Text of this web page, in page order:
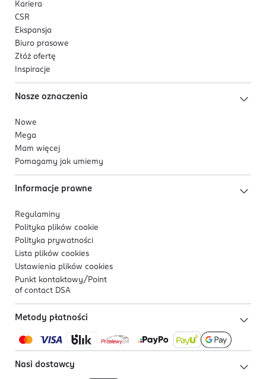
Kariera
CSR
Ekspansja
Biuro prasowe
Złóż ofertę
Inspiracje
Nasze oznaczenia
Nowe
Mega
Mam więcej
Pomagamy jak umiemy
Informacje prawne
Regulaminy
Polityka plików cookie
Polityka prywatności
Lista plików cookies
Ustawienia plików cookies
Punkt kontaktowy/ Point
of contact DSA
Metody płatności
Nasi dostawcy